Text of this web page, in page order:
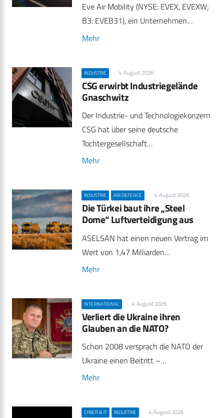
Eve Air Mobility (NYSE: EVEX, EVEXW;
B3: EVEB31), ein Unternehmen…
Mehr
INDUSTRIE 4. August 2026
CSG erwirbt Industriegelände
Gnaschwitz
Der Industrie- und Technologiekonzern
CSG hat über seine deutsche
Tochtergesellschaft…
Mehr
INDUSTRIE AIR DEFENCE 4. August 2026
Die Türkei baut ihre „Steel
Dome“ Luftverteidigung aus
ASELSAN hat einen neuen Vertrag im
Wert von 1,47 Milliarden…
Mehr
INTERNATIONAL 4. August 2026
Verliert die Ukraine ihren
Glauben an die NATO?
Schon 2008 versprach die NATO der
Ukraine einen Beitritt –…
Mehr
CYBER & IT INDUSTRIE 4. August 2026